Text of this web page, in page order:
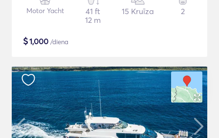
Motor Yacht
41 ft
12 m
15 Kruīza 2
$1,000 /diena